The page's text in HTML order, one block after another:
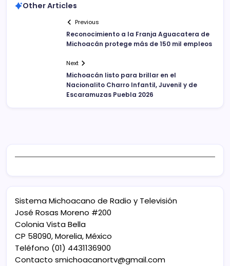
Other Articles
Previous
Reconocimiento a la Franja Aguacatera de
Michoacán protege más de 150 mil empleos
Next
Michoacán listo para brillar en el
Nacionalito Charro Infantil, Juvenil y de
Escaramuzas Puebla 2026
Sistema Michoacano de Radio y Televisión
José Rosas Moreno #200
Colonia Vista Bella
CP 58090, Morelia, México
Teléfono (01) 4431136900
Contacto smichoacanortv@gmail.com